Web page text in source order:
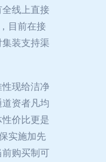
线上直接
目前在接
装支持渠
现给洁净
资者凡均
价比更是
实施加先
购买制可